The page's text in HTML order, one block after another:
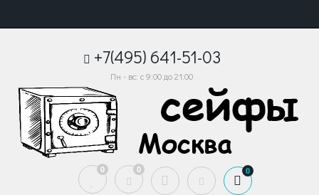
+7(495) 641-51-03
Пн - вс: с 9:00 до 21:00
0 0 0